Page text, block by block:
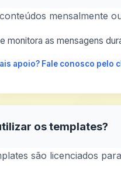
mensalmente
monitora as mensagens
apoio? Fale conosco
os templates?
são licenciados